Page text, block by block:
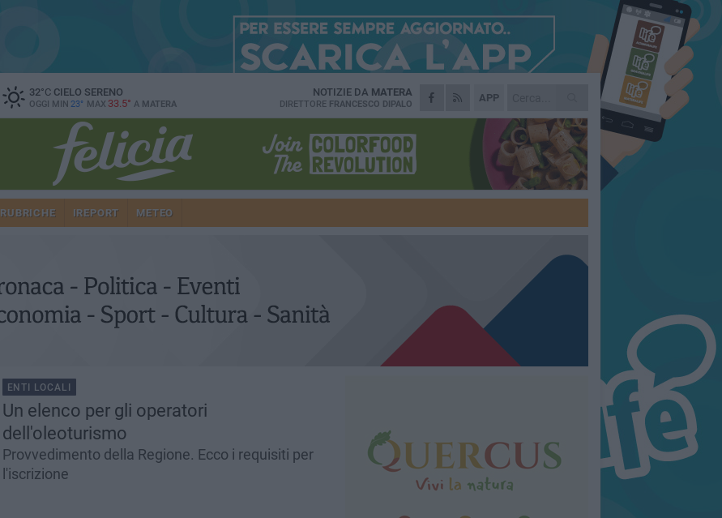
32°CCIELO SERENO
OGGI MIN 23° MAX 33.5° A MATERA
APP
NOTIZIE DA MATERA
DIRETTORE FRANCESCO DIPALO
RUBRICHE IREPORT METEO
ENTI LOCALI
Un elenco per gli operatori
dell'oleoturismo
Provvedimento della Regione. Ecco i requisiti per
l'iscrizione